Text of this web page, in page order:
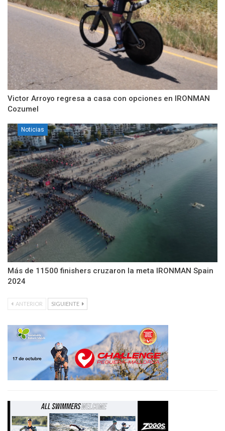
Victor Arroyo regresa a casa con opciones en IRONMAN
Cozumel
Noticias
Más de 11500 finishers cruzaron la meta IRONMAN Spain
2024
ANTERIOR SIGUIENTE